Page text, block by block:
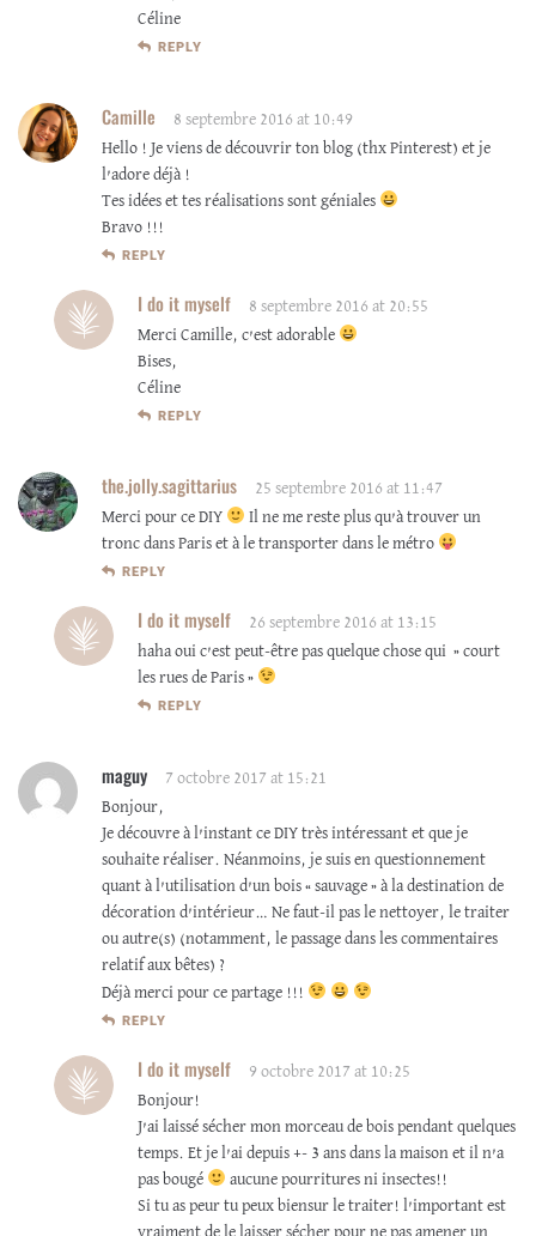
Céline
REPLY
Camille
8 septembre 2016 at 10:49
Hello ! Je viens de découvrir ton blog (thx Pinterest) et je
l’adore déjà !
Tes idées et tes réalisations sont géniales
Bravo !!!
REPLY
I do it myself
8 septembre 2016 at 20:55
Merci Camille, c’est adorable
Bises,
Céline
REPLY
the.jolly.sagittarius
25 septembre 2016 at 11:47
Merci pour ce DIY
Il ne me reste plus qu’à trouver un
tronc dans Paris et à le transporter dans le métro
REPLY
I do it myself
26 septembre 2016 at 13:15
haha oui c’est peut-être pas quelque chose qui » court
les rues de Paris »
REPLY
maguy
7 octobre 2017 at 15:21
Bonjour,
Je découvre à l’instant ce DIY très intéressant et que je
souhaite réaliser. Néanmoins, je suis en questionnement
quant à l’utilisation d’un bois « sauvage » à la destination de
décoration d’intérieur… Ne faut-il pas le nettoyer, le traiter
ou autre(s) (notamment, le passage dans les commentaires
relatif aux bêtes) ?
Déjà merci pour ce partage !!!
REPLY
I do it myself
9 octobre 2017 at 10:25
Bonjour!
J’ai laissé sécher mon morceau de bois pendant quelques
temps. Et je l’ai depuis +- 3 ans dans la maison et il n’a
pas bougé
aucune pourritures ni insectes!!
Si tu as peur tu peux biensur le traiter! l’important est
vraiment de le laisser sécher pour ne pas amener un